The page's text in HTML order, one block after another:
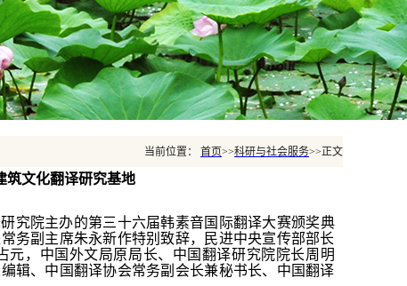
当前位置： 首页>>科研与社会服务>>正文
筑文化翻译研究基地
究院主办的第三十六届韩素音国际翻译大赛颁奖典
务副主席朱永新作特别致辞，民进中央宣传部部长
，中国外文局原局长、中国翻译研究院院长周明
辑、中国翻译协会常务副会长兼秘书长、中国翻译